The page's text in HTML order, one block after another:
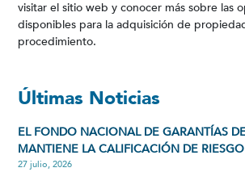
visitar el sitio web y conocer más sobre las
disponibles para la adquisición de
procedimiento.
Últimas Noticias
EL FONDO NACIONAL DE GARANTÍAS
MANTIENE LA CALIFICACIÓN DE
27 julio, 2026